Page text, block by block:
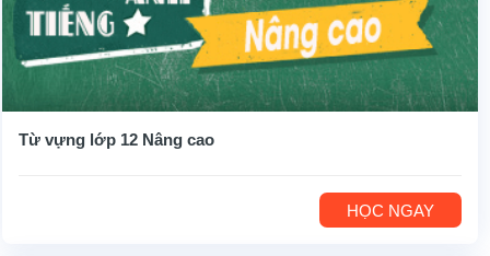
Từ vựng lớp 12 Nâng cao
HỌC NGAY